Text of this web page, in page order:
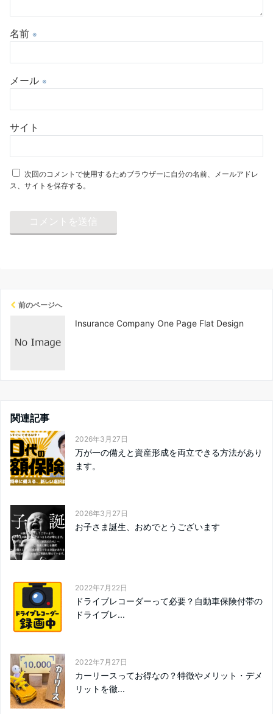
名前 ※
メール ※
サイト
次回のコメントで使用するためブラウザーに自分の名前、メールアドレ
ス、サイトを保存する。
前のページへ
Insurance Company One Page Flat Design
関連記事
2026年3月27日
万が一の備えと資産形成を両立できる方法があり
ます。
2026年3月27日
お子さま誕生、おめでとうございます
2022年7月22日
ドライブレコーダーって必要？自動車保険付帯の
ドライブレ...
2022年7月27日
カーリースってお得なの？特徴やメリット・デメ
リットを徹...